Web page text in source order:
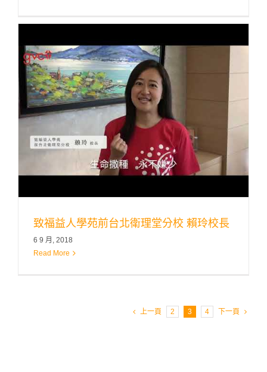
致福益人學苑前台北衛理堂分校 賴玲校長
6 9 月, 2018
Read More
上一頁 2 3 4 下一頁